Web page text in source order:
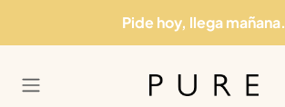
Pide hoy, llega mañana.